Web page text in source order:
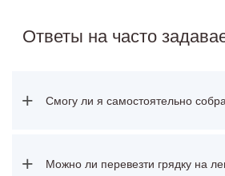
Ответы на часто
+ Смогу ли я самостоятельно
+ Можно ли перевезти грядку на